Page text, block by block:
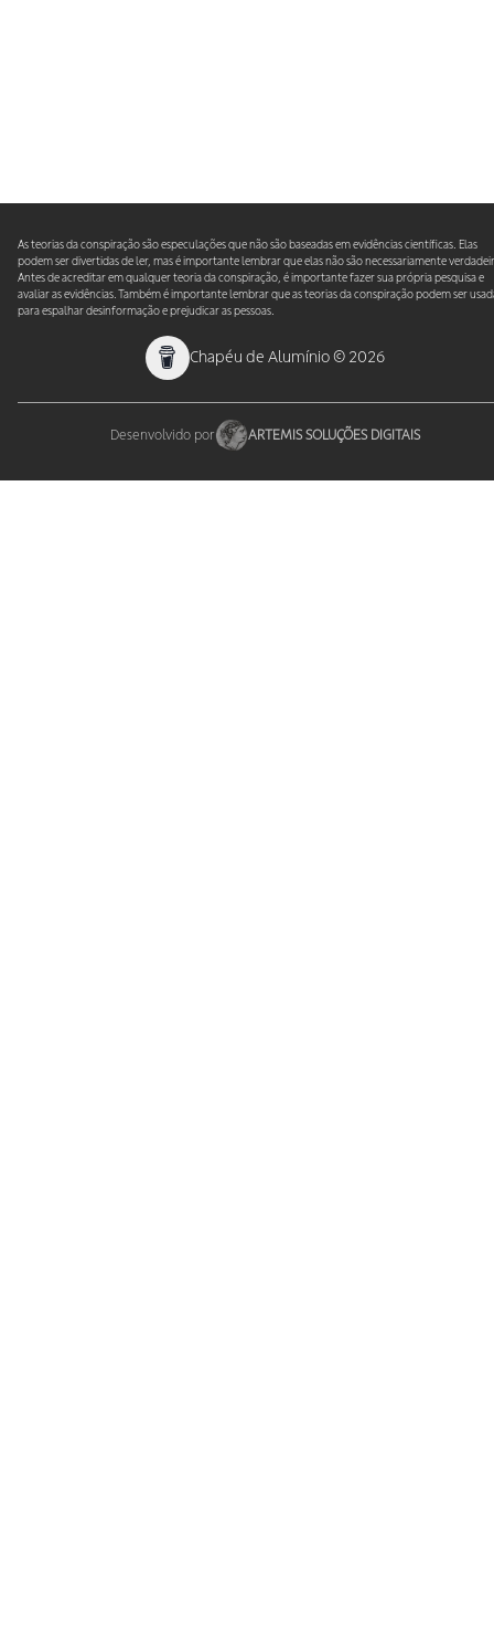
As teorias da conspiração são especulações que não são baseadas em evidências científicas. Elas
podem ser divertidas de ler, mas é importante lembrar que elas não são necessariamente
Antes de acreditar em qualquer teoria da conspiração, é importante fazer sua própria pesquisa e
avaliar as evidências. Também é importante lembrar que as teorias da conspiração podem ser
para espalhar desinformação e prejudicar as pessoas.
Chapéu de Alumínio© 2026
Desenvolvido por ARTEMIS SOLUÇÕES DIGITAIS